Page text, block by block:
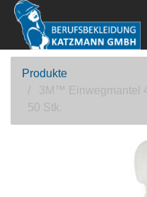
Produkte
3M™ Einwegmantel
50 Stk.